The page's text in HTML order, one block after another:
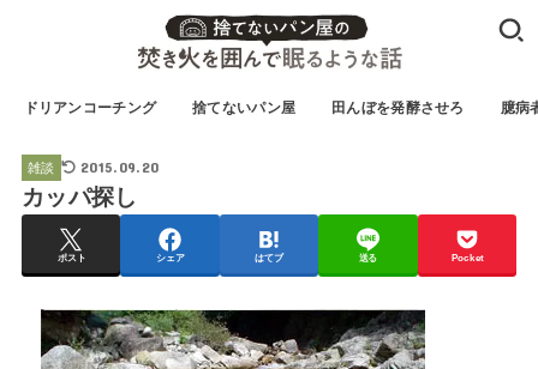
ドリアンコーチング 捨てないパン屋 田んぼを発酵させろ 臆病
雑談 2015.09.20
カッパ探し
ポスト シェア はてブ 送る Pocket